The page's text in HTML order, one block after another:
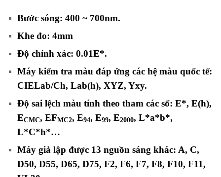
Bước sóng: 400 ~ 700nm.
Khe đo: 4mm
Độ chính xác: 0.01E*.
Máy kiểm tra màu đáp ứng các hệ màu quốc tế:
CIELab/Ch, Lab(h), XYZ, Yxy.
Độ sai lệch màu tính theo tham các số: E*, E(h),
ECMC, EFMC2, E94, E99, E2000, L*a*b*,
L*C*h*…
Máy giả lập được 13 nguồn sáng khác: A, C,
D50, D55, D65, D75, F2, F6, F7, F8, F10, F11,